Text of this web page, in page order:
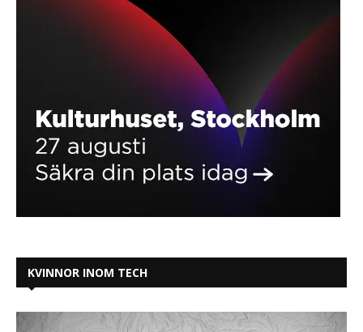
KVINNOR INOM TECH